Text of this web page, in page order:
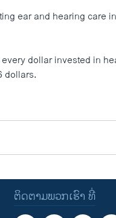
ear and hearing care
dollar invested in
dollars.
ຕິດຕາມພວກເຮົາ ທີ່